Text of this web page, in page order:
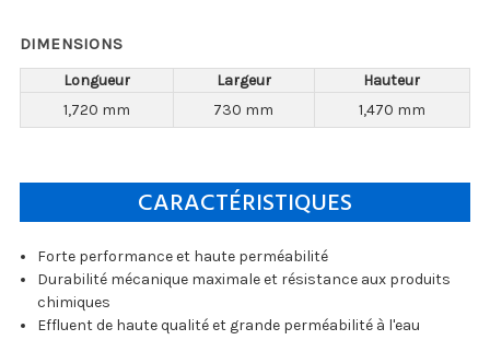
DIMENSIONS
Longueur Largeur
Hauteur
1,720 mm
730 mm 1,470 mm
CARACTÉRISTIQUES
Forte performance et haute perméabilité
Durabilité mécanique maximale et résistance aux produits
chimiques
Effluent de haute qualité et grande perméabilité à l'eau